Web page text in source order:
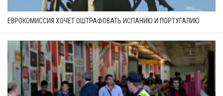
ЕВРОКОМИССИЯ ХОЧЕТ ОШТРАФОВАТЬ ИСПАНИЮ И ПОРТУГАЛИЮ